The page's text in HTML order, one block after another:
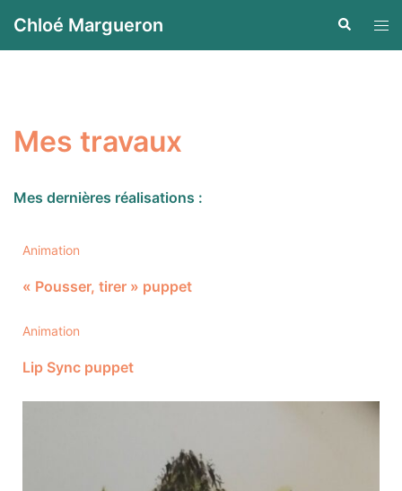
auChloé Margueron
le
Mes travaux
Mes dernières réalisations :
Animation
« Pousser, tirer » puppet
Animation
Lip Sync puppet